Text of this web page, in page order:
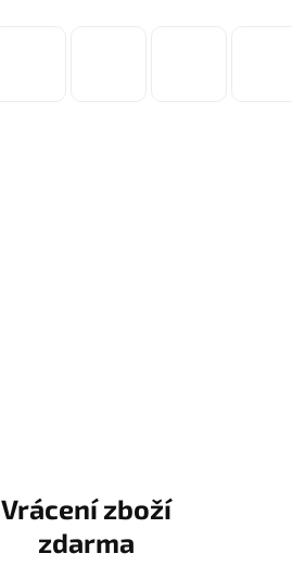
Vrácení zboží
zdarma